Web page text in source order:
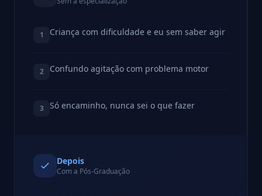
1 Criança com dificuldade e eu sem saber agir
2 Confundo agitação com problema motor
3 Só encaminho, nunca sei o que fazer
Depois
Com a Pós-Graduação